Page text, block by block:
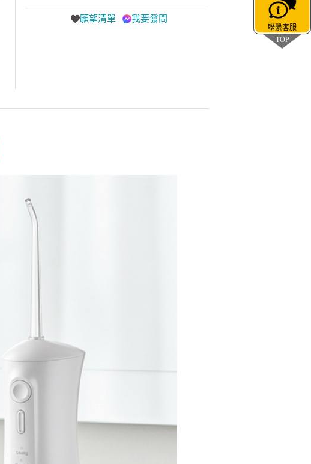
願望清單 我要發問
聯繫客服
TOP